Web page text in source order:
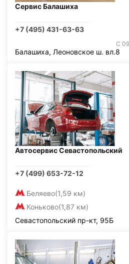
Сервис Балашиха
+7 (495) 431-63-63
С
Балашиха, Леоновское ш. вл.8
Автосервис Севастопольский
+7 (499) 653-72-12
Беляево(1,59 км)
Коньково(1,87 км)
Севастопольский пр-кт, 95Б